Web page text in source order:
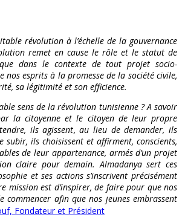
révolution à l’échelle de la gouvernance
remet en cause le rôle et le statut de
dans le contexte de tout projet socio-
nos esprits à la promesse de la société civile,
sa légitimité et son efficience.
sens de la révolution tunisienne ? A savoir
la citoyenne et le citoyen de leur propre
ils agissent, au lieu de demander, ils
subir, ils choisissent et affirment, conscients,
de leur appartenance, armés d’un projet
claire pour demain. Almadanya sert ces
et ses actions s’inscrivent précisément
mission est d’inspirer, de faire pour que nos
commencer afin que nos jeunes embrassent
Fondateur et Président